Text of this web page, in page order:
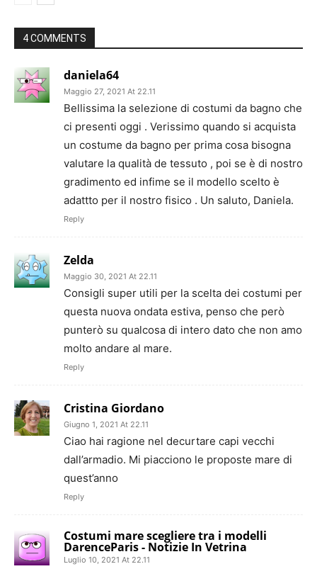
4 COMMENTS
daniela64
Maggio 27, 2021 At 22.11
Bellissima la selezione di costumi da bagno che
ci presenti oggi . Verissimo quando si acquista
un costume da bagno per prima cosa bisogna
valutare la qualità de tessuto , poi se è di nostro
gradimento ed infime se il modello scelto è
adattto per il nostro fisico . Un saluto, Daniela.
Reply
Zelda
Maggio 30, 2021 At 22.11
Consigli super utili per la scelta dei costumi per
questa nuova ondata estiva, penso che però
punterò su qualcosa di intero dato che non amo
molto andare al mare.
Reply
Cristina Giordano
Giugno 1, 2021 At 22.11
Ciao hai ragione nel decurtare capi vecchi
dall’armadio. Mi piacciono le proposte mare di
quest’anno
Reply
Costumi mare scegliere tra i modelli
DarenceParis - Notizie In Vetrina
Luglio 10, 2021 At 22.11